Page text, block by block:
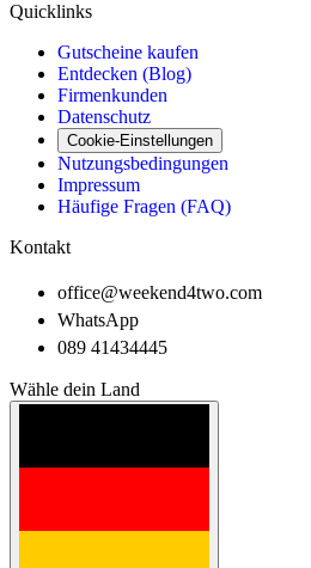
Quicklinks
Gutscheine kaufen
Entdecken (Blog)
Firmenkunden
Datenschutz
Cookie-Einstellungen
Nutzungsbedingungen
Impressum
Häufige Fragen (FAQ)
Kontakt
office@weekend4two.com
WhatsApp
089 41434445
Wähle dein Land